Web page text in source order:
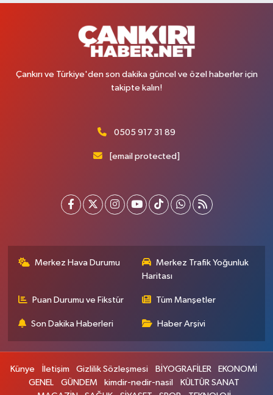
Çankırı ve Türkiye'den son dakika güncel ve özel haberler için
takipte kalın!
0505 917 31 89
[email protected]
Merkez Hava Durumu
Merkez Trafik Yoğunluk
Haritası
Puan Durumu ve Fikstür Tüm Manşetler
Son Dakika Haberleri Haber Arşivi
Künye İletişim Gizlilik Sözleşmesi BİYOGRAFİLER
EKONOMİ
GENEL
GÜNDEM kimdir-nedir-nasil
KÜLTÜR SANAT